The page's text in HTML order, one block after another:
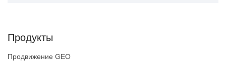
Продукты
Продвижение GEO